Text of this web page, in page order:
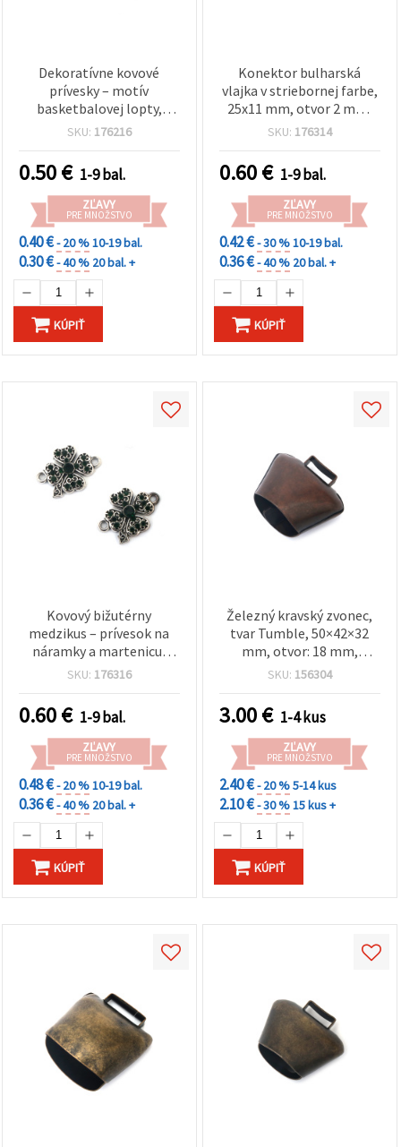
Dekoratívne kovové
prívesky – motív
basketbalovej lopty,
22x15x3 mm, strieborná
šperky a tvorenie
SKU: 176216
0.50€ 1-9 bal.
ZĽAVY
PRE MNOŽSTVO
0.40 €- 20 %10-19 bal.
0.30 €- 40 % 20 bal. +
KÚPIŤ
Konektor bulharská
vlajka v striebornej farbe,
25x11 mm, otvor 2 mm,
sada 2 ks – bižutérny
dekorácie
SKU: 176314
0.60€ 1-9 bal.
ZĽAVY
PRE MNOŽSTVO
0.42 €- 30 %10-19 bal.
0.36 €- 40 % 20 bal. +
KÚPIŤ
Kovový bižutérny
medzikus – prívesok na
náramky a martenicu,
štvorlístok s krištálikmi,
otvor 2 mm, 2 ks
SKU: 176316
0.60€ 1-9 bal.
ZĽAVY
PRE MNOŽSTVO
0.48 €- 20 %10-19 bal.
0.36 €- 40 % 20 bal. +
KÚPIŤ
Železný kravský zvonec,
tvar Tumble, 50×42×32
mm, otvor: 18 mm,
antická meď
SKU: 156304
3.00€ 1-4 kus
ZĽAVY
PRE MNOŽSTVO
2.40 €- 20 %5-14 kus
2.10 €- 30 %15 kus +
KÚPIŤ